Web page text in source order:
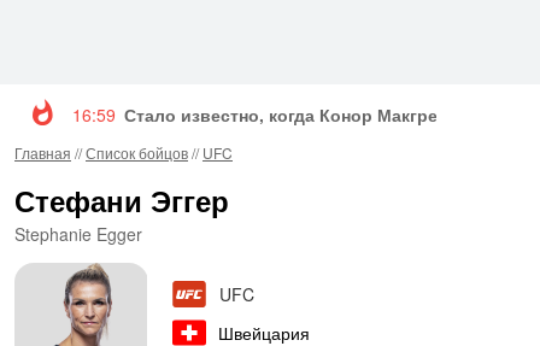
16:59 Стало известно, когда Конор Макгрегор
Главная //Список бойцов//UFC
Стефани Эггер
Stephanie Egger
UFC
Швейцария